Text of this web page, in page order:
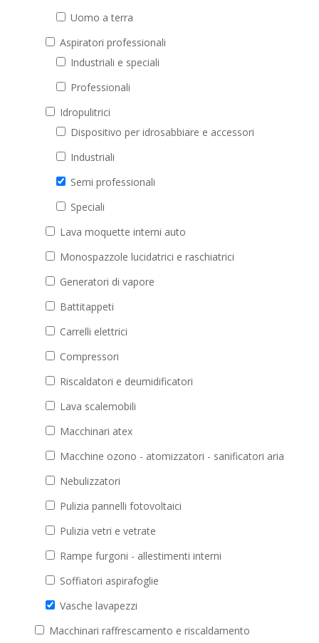
Uomo a terra
Aspiratori professionali
Industriali e speciali
Professionali
Idropulitrici
Dispositivo per idrosabbiare e accessori
Industriali
Semi professionali
Speciali
Lava moquette interni auto
Monospazzole lucidatrici e raschiatrici
Generatori di vapore
Battitappeti
Carrelli elettrici
Compressori
Riscaldatori e deumidificatori
Lava scalemobili
Macchinari atex
Macchine ozono - atomizzatori - sanificatori aria
Nebulizzatori
Pulizia pannelli fotovoltaici
Pulizia vetri e vetrate
Rampe furgoni - allestimenti interni
Soffiatori aspirafoglie
Vasche lavapezzi
Macchinari raffrescamento e riscaldamento